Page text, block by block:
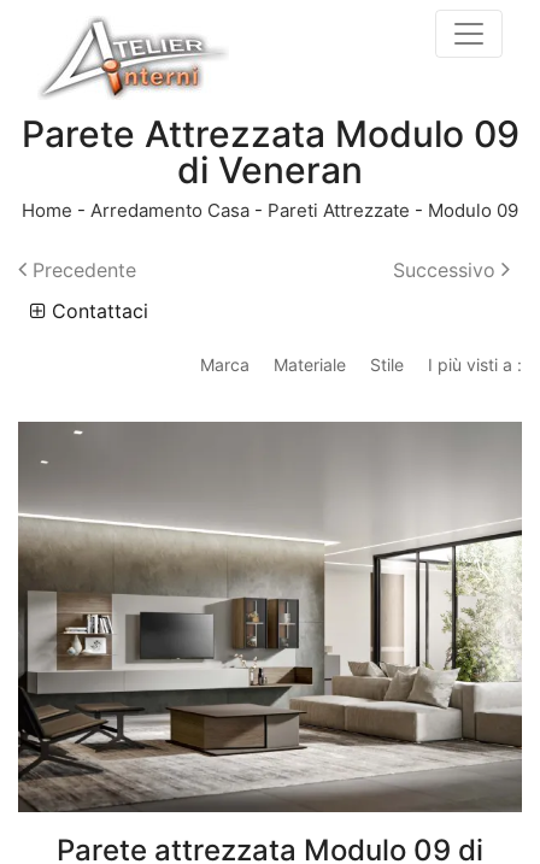
Parete Attrezzata Modulo 09
di Veneran
Home - Arredamento Casa - Pareti Attrezzate - Modulo 09
Precedente
Successivo
Contattaci
Marca Materiale Stile I più visti a :
Parete attrezzata Modulo 09 di